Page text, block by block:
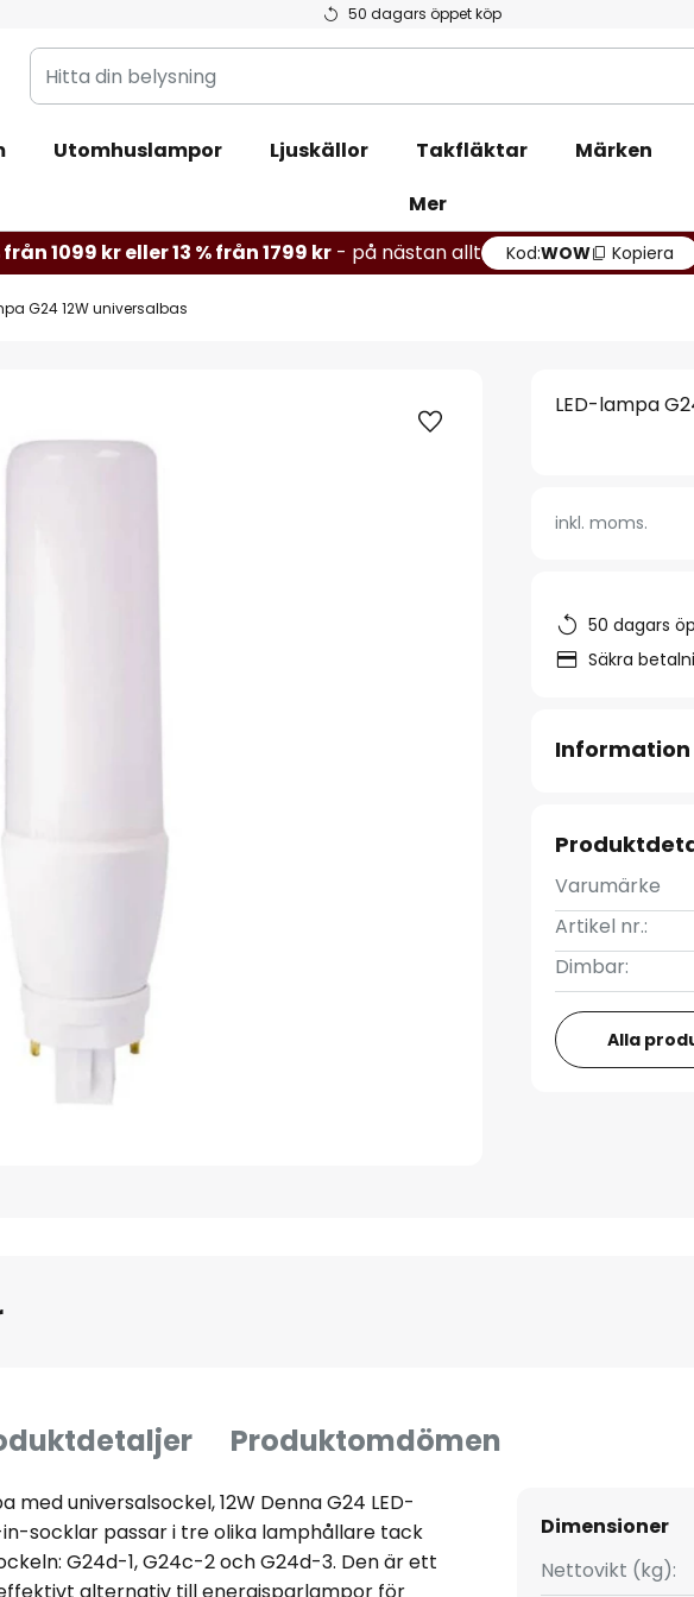
50 dagars öppet köp
Hitta
din
Utomhuslampor Ljuskällor Takfläktar
Märken
Mer
1099 kr eller 13 % från 1799 kr - på nästan allt Kod:WOW Kopiera
G24 12W universalbas
LED-lampa
inkl. moms.
50 dagars
Säkra
Varumärke
Artikel nr.:
Dimbar:
Alla
Produktomdömen
med universalsockel, 12W Denna G24 LED-
socklar passar i tre olika lamphållare tack
G24d-1, G24c-2 och G24d-3. Den är ett
Dimensioner
Nettovikt (kg):